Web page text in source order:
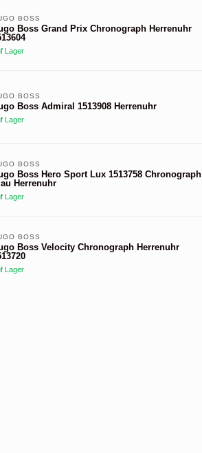
BOSS
Boss Grand Prix Chronograph Herrenuhr
Lager
BOSS
Boss Admiral 1513908 Herrenuhr
Lager
BOSS
Boss Hero Sport Lux 1513758 Chronograph
Herrenuhr
Lager
BOSS
Boss Velocity Chronograph Herrenuhr
Lager